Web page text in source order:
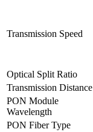
Transmission Speed
Optical Split Ratio
Transmission Distance
PON Module
Wavelength
PON Fiber Type